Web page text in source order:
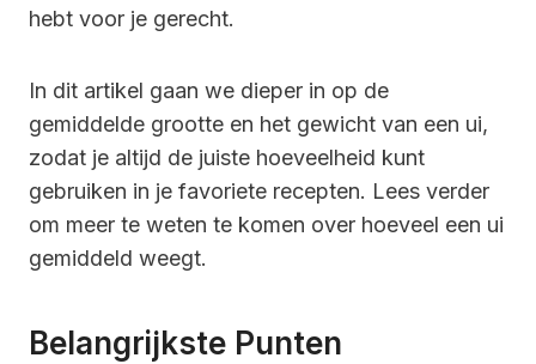
hebt voor je gerecht.
In dit artikel gaan we dieper in op de
gemiddelde grootte en het gewicht van een ui,
zodat je altijd de juiste hoeveelheid kunt
gebruiken in je favoriete recepten. Lees verder
om meer te weten te komen over hoeveel een ui
gemiddeld weegt.
Belangrijkste Punten